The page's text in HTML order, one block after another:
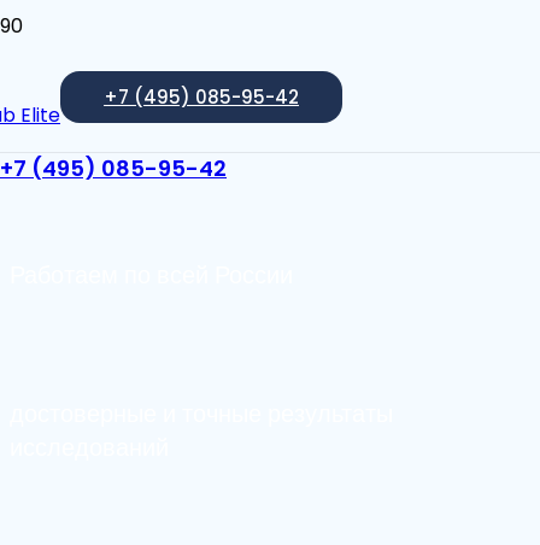
Elite
+7 (495) 085-95-42
+7 (495) 085-95-42
Лаборатория СЭС
Москвы